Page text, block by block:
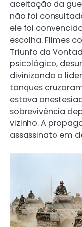
aceitação da
não foi
ele foi
escolha. Filmes
Triunfo da
psicológico,
divinizando a
tanques
estava
sobrevivência
vizinho. A
assassinato em